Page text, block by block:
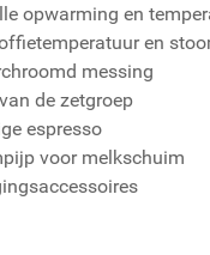
opwarming en
en
messing
de zetgroep
espresso
voor melkschuim